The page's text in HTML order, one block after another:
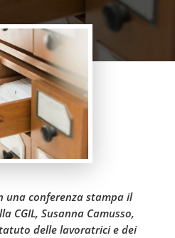
una conferenza stampa il
CGIL, Susanna Camusso,
delle lavoratrici e dei